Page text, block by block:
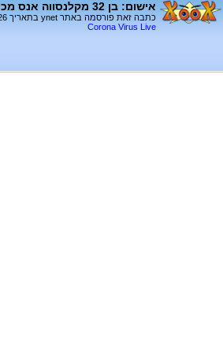
אישום: בן 32 מקלנסווה אנס מכרה ביער
כתבה זאת פורסמה באתר ynet בתאריך 8-7-26 בשעה 12:17,
Corona Virus Live